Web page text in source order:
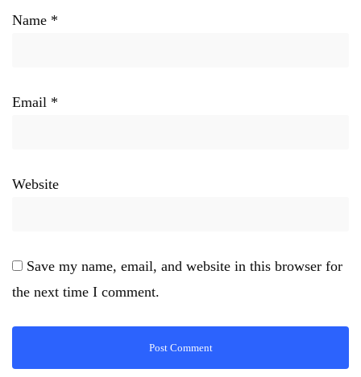
Name *
Email *
Website
Save my name, email, and website in this browser for
the next time I comment.